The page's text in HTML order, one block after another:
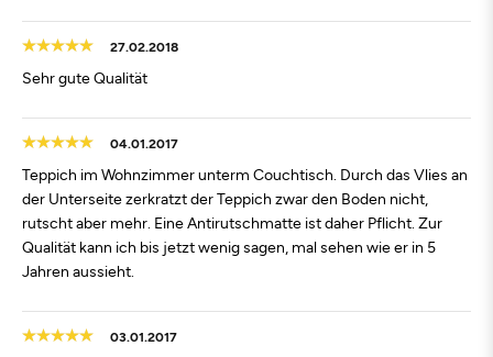
27.02.2018
Sehr gute Qualität
04.01.2017
Teppich im Wohnzimmer unterm Couchtisch. Durch das Vlies an
der Unterseite zerkratzt der Teppich zwar den Boden nicht,
rutscht aber mehr. Eine Antirutschmatte ist daher Pflicht. Zur
Qualität kann ich bis jetzt wenig sagen, mal sehen wie er in 5
Jahren aussieht.
03.01.2017